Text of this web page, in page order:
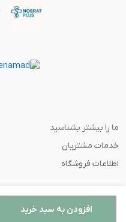
افزودن به سبد خرید
ما را بیشتر بشناسید
خدمات مشتریان
اطلاعات فروشگاه